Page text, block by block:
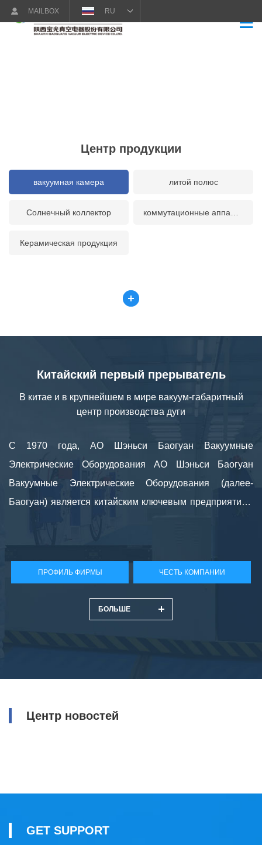
MAILBOX RU
Центр продукции
вакуумная камера литой полюс
Солнечный коллектор
Керамическая продукция
Китайский первый прерыватель
В китае и в крупнейшем в мире вакуум-габаритный
центр производства дуги
С 1970 года, АО Шэньси Баогуан Вакуумные
Электрические Оборудования АО Шэньси Баогуан
Вакуумные Электрические Оборудования (далее-
Баогуан) является китайским ключевым предприятием
продукций включает в себя вакуумные
керамические продукций, солнечные коллекторы,
ПРОФИЛЬ ФИРМЫ ЧЕСТЬ КОМПАНИИ
БОЛЬШЕ
Центр новостей
GET SUPPORT